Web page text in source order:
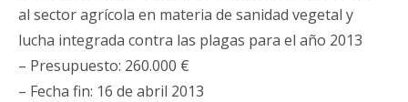
al sector agrícola en materia de sanidad vegetal y
lucha integrada contra las plagas para el año 2013
– Presupuesto: 260.000 €
– Fecha fin: 16 de abril 2013